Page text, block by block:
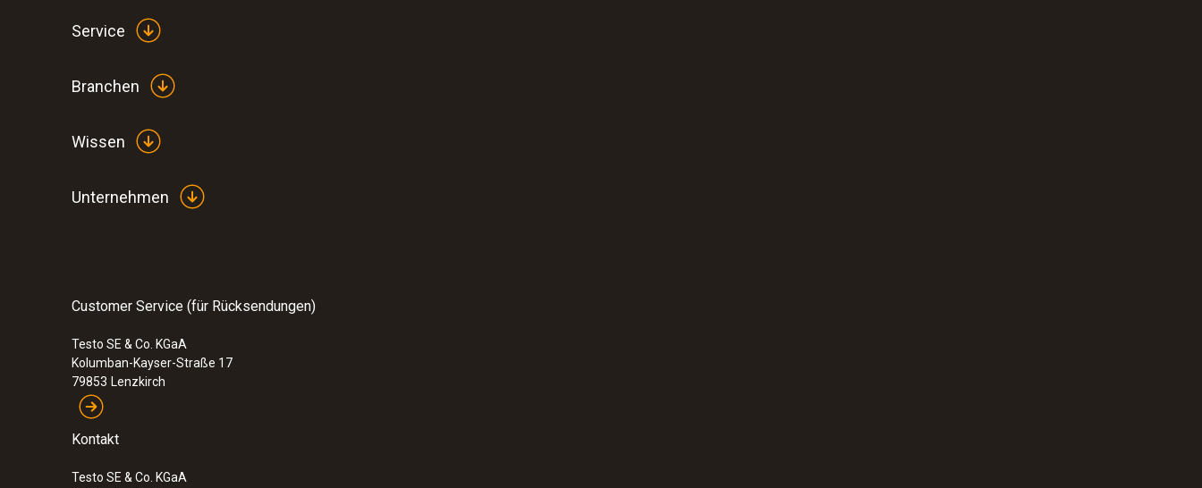
:0572 2165
Feuchte-/Temperatur-Kabelfühler(digital)
Service
Branchen
Wissen
Unternehmen
Customer Service (für Rücksendungen)
Testo SE & Co. KGaA
Kolumban-Kayser-Straße 17
79853 Lenzkirch
Kontakt
Testo SE & Co. KGaA